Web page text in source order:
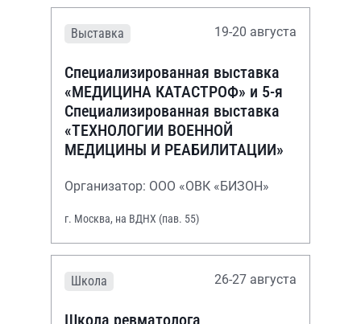
Выставка 19-20 августа
Специализированная выставка
«МЕДИЦИНА КАТАСТРОФ» и 5-я
Специализированная выставка
«ТЕХНОЛОГИИ ВОЕННОЙ
МЕДИЦИНЫ И РЕАБИЛИТАЦИИ»
Организатор: ООО «ОВК «БИЗОН»
г. Москва, на ВДНХ (пав. 55)
Школа 26-27 августа
Школа ревматолога